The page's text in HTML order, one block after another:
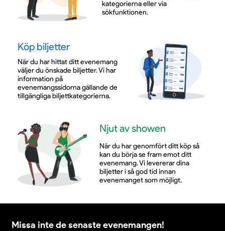
kategorierna eller via
sökfunktionen.
Köp biljetter
När du har hittat ditt evenemang
väljer du önskade biljetter. Vi har
information på
evenemangssidorna gällande de
tillgängliga biljettkategorierna.
Njut av showen
När du har genomfört ditt köp så
kan du börja se fram emot ditt
evenemang. Vi levererar dina
biljetter i så god tid innan
evenemanget som möjligt.
Missa inte de senaste evenemangen!